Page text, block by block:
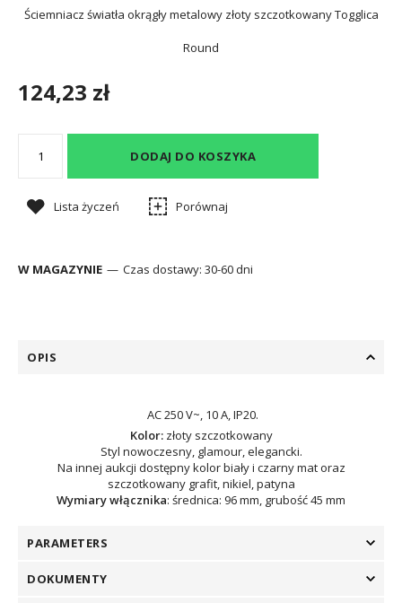
Ściemniacz światła okrągły metalowy złoty szczotkowany Togglica
Round
124,23 zł
DODAJ DO KOSZYKA
Lista życzeń Porównaj
W MAGAZYNIE Czas dostawy: 30-60 dni
OPIS
AC 250 V~, 10 A, IP20.
Kolor:złoty szczotkowany
Styl nowoczesny, glamour, elegancki.
Na innej aukcji dostępny kolor biały i czarny mat oraz
szczotkowany grafit, nikiel, patyna
Wymiary włącznika: średnica: 96 mm, grubość 45 mm
PARAMETERS
DOKUMENTY